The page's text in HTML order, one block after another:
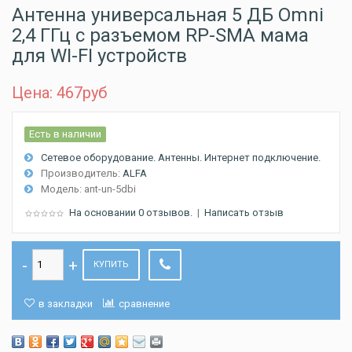
Антенна универсальная 5 ДБ Omni
2,4 ГГц с разъемом RP-SMA мама
для WI-FI устройств
Цена: 467руб
Есть в наличии
Сетевое оборудование. Антенны. Интернет подключение.
Производитель: ALFA
Модель: ant-un-5dbi
На основании 0 отзывов. | Написать отзыв
КУПИТЬ
в закладки сравнение